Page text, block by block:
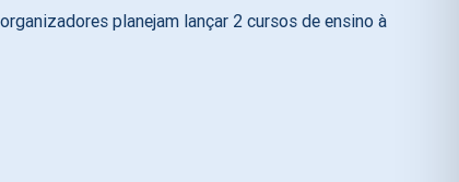
planejam lançar 2 cursos de ensino à